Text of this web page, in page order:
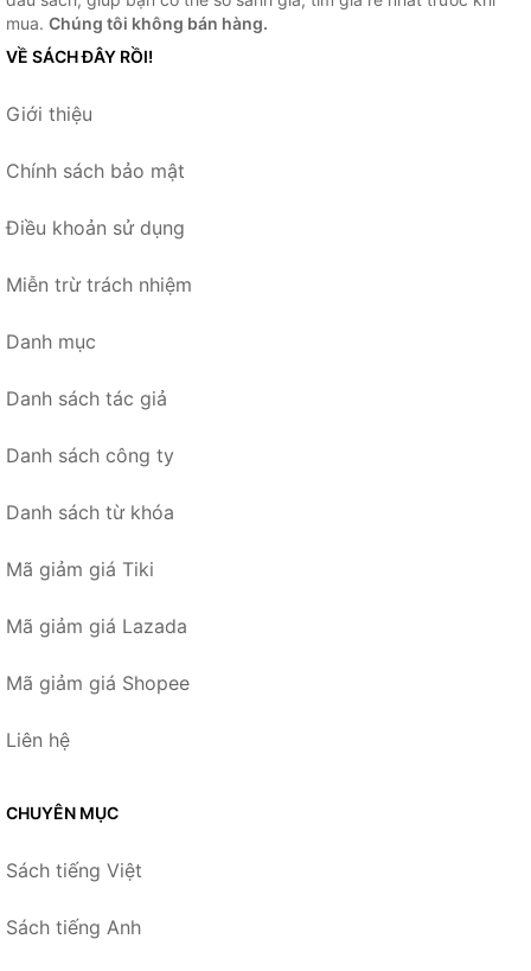
mua. Chúng tôi không bán hàng.
VỀ SÁCH ĐÂY RỒI!
Giới thiệu
Chính sách bảo mật
Điều khoản sử dụng
Miễn trừ trách nhiệm
Danh mục
Danh sách tác giả
Danh sách công ty
Danh sách từ khóa
Mã giảm giá Tiki
Mã giảm giá Lazada
Mã giảm giá Shopee
Liên hệ
CHUYÊN MỤC
Sách tiếng Việt
Sách tiếng Anh